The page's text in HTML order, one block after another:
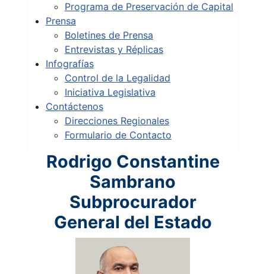
Programa de Preservación de Capital
Prensa
Boletines de Prensa
Entrevistas y Réplicas
Infografías
Control de la Legalidad
Iniciativa Legislativa
Contáctenos
Direcciones Regionales
Formulario de Contacto
Rodrigo Constantine
Sambrano
Subprocurador
General del Estado